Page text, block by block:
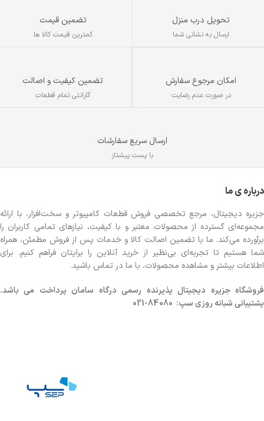
تحویل درب منزل
ارسال به نشانی شما
تضمین قیمت
کمترین قیمت کالا ها
امکان مرجوع سفارش
در صورت عدم رضایت
تضمین کیفیت و اصالت
گارانتی تمام قطعات
ارسال سریع سفارشات
با پست پیشتاز
درباره ی ما
جزیره دیجیتال، مرجع تخصصی فروش قطعات کامپیوتر و سخت‌افزار، با ارائه
مجموعه‌ای گسترده از محصولات معتبر و با کیفیت، نیازهای تمامی کاربران را
برآورده می‌کند. ما با تضمین اصالت کالا و خدمات پس از فروش مطمئن، همراه
شما هستیم تا تجربه‌ای بی‌نظیر از خرید آنلاین را برایتان فراهم کنیم. برای
اطلاعات بیشتر و مشاهده محصولات، با ما در تماس باشید.
فروشگاهجزیره دیجیتال پذیرنده رسمی درگاه سامان پرداخت می باشد.
پشتیبانی شبانه روزی سپ: 84080-021